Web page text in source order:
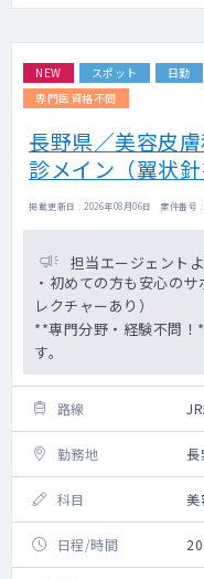
NEW スポット 日勤
専門医資格不問
長野県／美容皮
診メイン（翼状針
掲載更新日 : 2026年08月06日 案件番号
担当エージェント
・初めての方も安心の
レクチャーあり）
**専門分野・経験不問！
す。
路線
勤務地
科目 美
日程/時間